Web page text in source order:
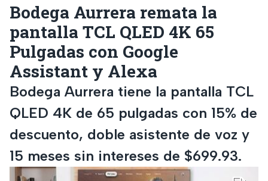
Bodega Aurrera remata la
pantalla TCL QLED 4K 65
Pulgadas con Google
Assistant y Alexa
Bodega Aurrera tiene la pantalla TCL
QLED 4K de 65 pulgadas con 15% de
descuento, doble asistente de voz y
15 meses sin intereses de $699.93.